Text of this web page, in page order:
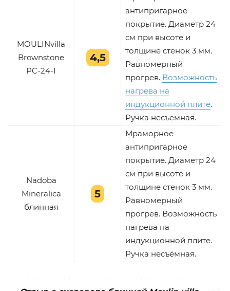
MOULINvilla
Brownstone
PC-24-I
4,5
антипригарное
покрытие. Диаметр 24
см при высоте и
толщине стенок 3 мм.
Равномерный
прогрев. Возможность
нагрева на
индукционной плите.
Ручка несъёмная.
Nadoba
Mineralica
блинная
5
Мраморное
антипригарное
покрытие. Диаметр 24
см при высоте и
толщине стенок 3 мм.
Равномерный
прогрев. Возможность
нагрева на
индукционной плите.
Ручка несъёмная.